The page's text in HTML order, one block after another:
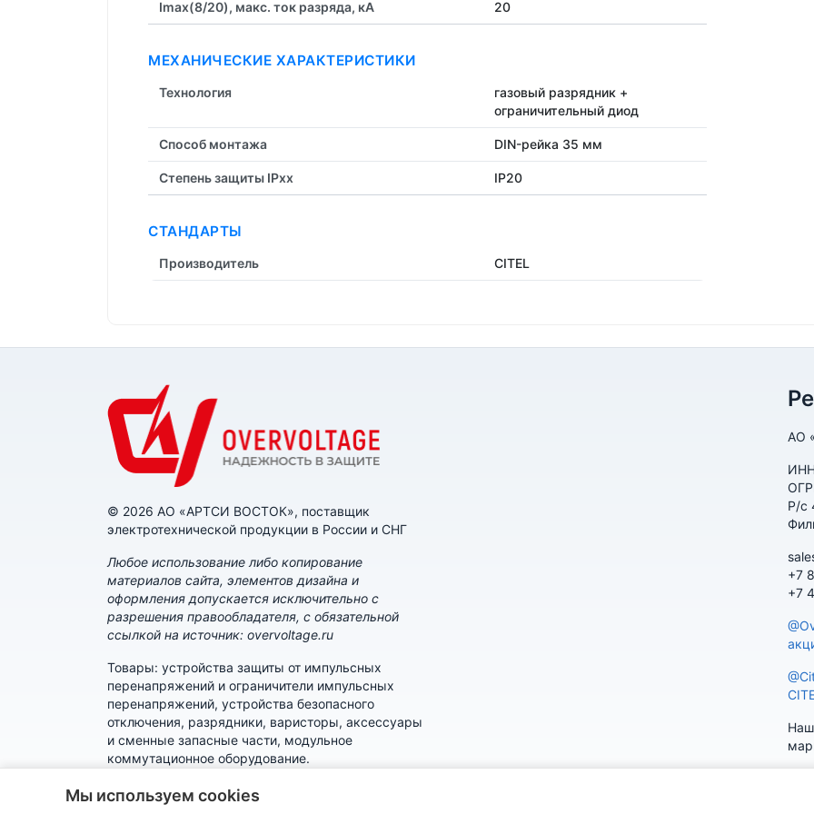
Imax(8/20), макс. ток разряда, кА 20
МЕХАНИЧЕСКИЕ ХАРАКТЕРИСТИКИ
Технология
газовый разрядник +
ограничительный диод
Способ монтажа DIN-рейка 35 мм
Степень защиты IPxx IP20
СТАНДАРТЫ
Производитель CITEL
© 2026 АО «АРТСИ ВОСТОК», поставщик
электротехнической продукции в России и СНГ
Любое использование либо копирование
материалов сайта, элементов дизайна и
оформления допускается исключительно с
разрешения правообладателя, с обязательной
ссылкой на источник: overvoltage.ru
Товары: устройства защиты от импульсных
перенапряжений и ограничители импульсных
перенапряжений, устройства безопасного
отключения, разрядники, варисторы, аксессуары
и сменные запасные части, модульное
коммутационное оборудование.
Политика конфиденциальности
АО
Р/с
+7
+7
Мы используем cookies